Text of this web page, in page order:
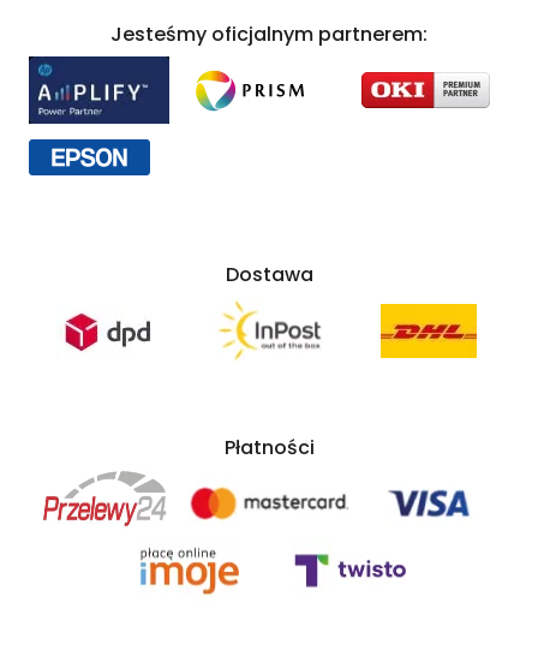
Jesteśmy oficjalnym partnerem:
Dostawa
Płatności